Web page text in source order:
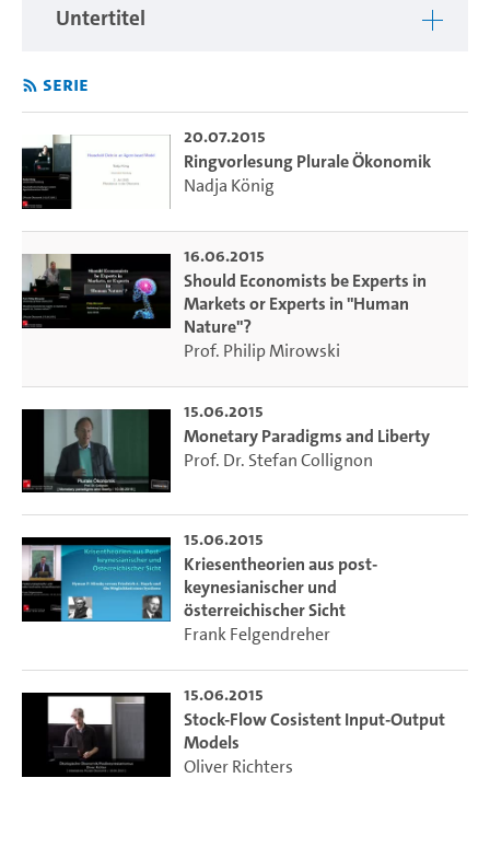
Untertitel
Serie
20.07.2015
Ringvorlesung Plurale Ökonomik
Nadja König
16.06.2015
Should Economists be Experts in
Markets or Experts in "Human
Nature"?
Prof. Philip Mirowski
15.06.2015
Monetary Paradigms and Liberty
Prof. Dr. Stefan Collignon
15.06.2015
Kriesentheorien aus post-
keynesianischer und
österreichischer Sicht
Frank Felgendreher
15.06.2015
Stock-Flow Cosistent Input-Output
Models
Oliver Richters